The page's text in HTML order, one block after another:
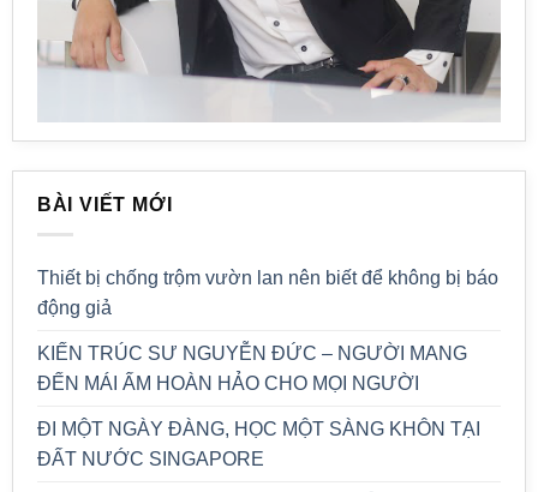
BÀI VIẾT MỚI
Thiết bị chống trộm vườn lan nên biết để không bị báo
động giả
KIẾN TRÚC SƯ NGUYỄN ĐỨC – NGƯỜI MANG
ĐẾN MÁI ẤM HOÀN HẢO CHO MỌI NGƯỜI
ĐI MỘT NGÀY ĐÀNG, HỌC MỘT SÀNG KHÔN TẠI
ĐẤT NƯỚC SINGAPORE